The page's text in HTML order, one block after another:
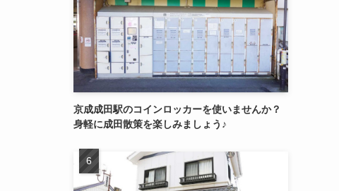
京成成田駅のコインロッカーを使いませんか？
身軽に成田散策を楽しみましょう♪